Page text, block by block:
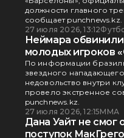
должности главного
сообщает punchnews.kz.
27 июля 2026, 13:12
Неймара
молодых игроков
По информации
звездного
недовольство внутри
провело экстренное
punchnews.kz.
27 июля 2026, 12:15ММА
Дана Уайт не смог
поступок